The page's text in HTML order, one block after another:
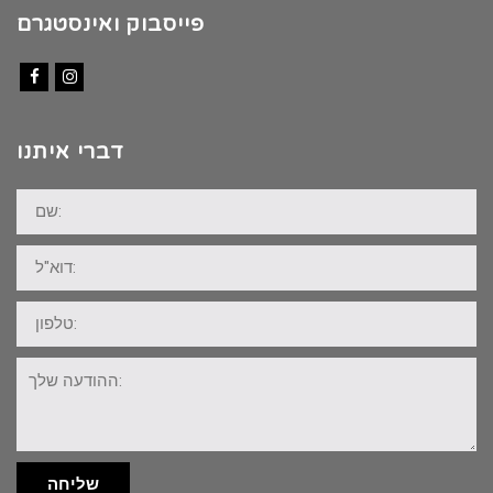
פייסבוק ואינסטגרם
דברי איתנו
שם:
דוא"ל:
טלפון:
ההודעה
שלך:
שליחה